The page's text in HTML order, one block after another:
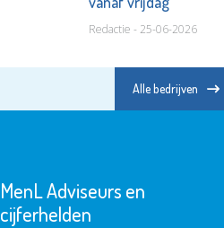
Redactie - 25-06-2026
Alle bedrijven
MenL Adviseurs en
cijferhelden